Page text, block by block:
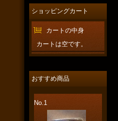
ショッピングカート
カートの中身
カートは空です。
おすすめ商品
No.1